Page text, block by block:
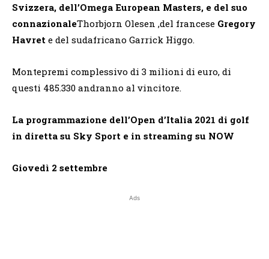
Svizzera, dell’Omega European Masters, e del suo
connazionaleThorbjorn Olesen ,del francese Gregory
Havret e del sudafricano Garrick Higgo.
Montepremi complessivo di 3 milioni di euro, di
questi 485.330 andranno al vincitore.
La programmazione dell’Open d’Italia 2021 di golf
in diretta su Sky Sport e in streaming su NOW
Giovedì 2 settembre
Ads